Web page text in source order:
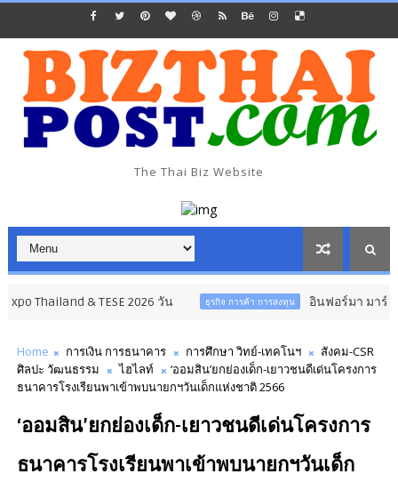
The Thai Biz Website
& TESE 2026 วัน ธุรกิจ การค้า การลงทุน อินฟอร์มา มาร์เก็ตส์ ผนึกเค
Home การเงิน การธนาคาร การศึกษา วิทย์-เทคโนฯ
สังคม-CSR
ศิลปะ วัฒนธรรม
ไฮไลท์
‘ออมสิน’ยกย่องเด็ก-เยาวชนดีเด่นโครงการ
ธนาคารโรงเรียนพาเข้าพบนายกฯวันเด็กแห่งชาติ 2566
‘ออมสิน’ยกย่องเด็ก-เยาวชนดีเด่นโครงการ
ธนาคารโรงเรียนพาเข้าพบนายกฯวันเด็ก